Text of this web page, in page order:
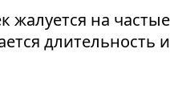
на
длительность